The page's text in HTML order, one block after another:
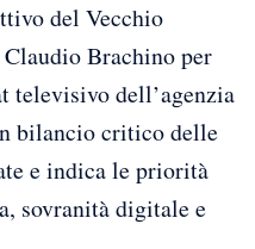
del Vecchio
Brachino per
televisivo dell’agenzia
bilancio critico delle
e indica le priorità
sovranità digitale e